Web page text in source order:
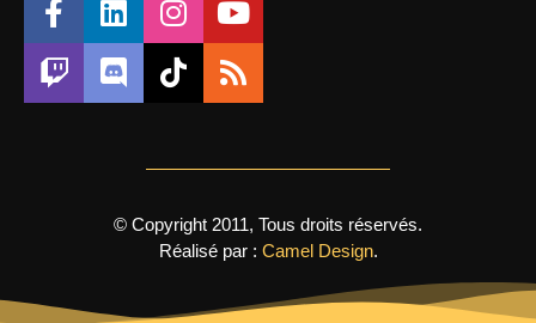
© Copyright 2011, Tous droits réservés.
Réalisé par : Camel Design.